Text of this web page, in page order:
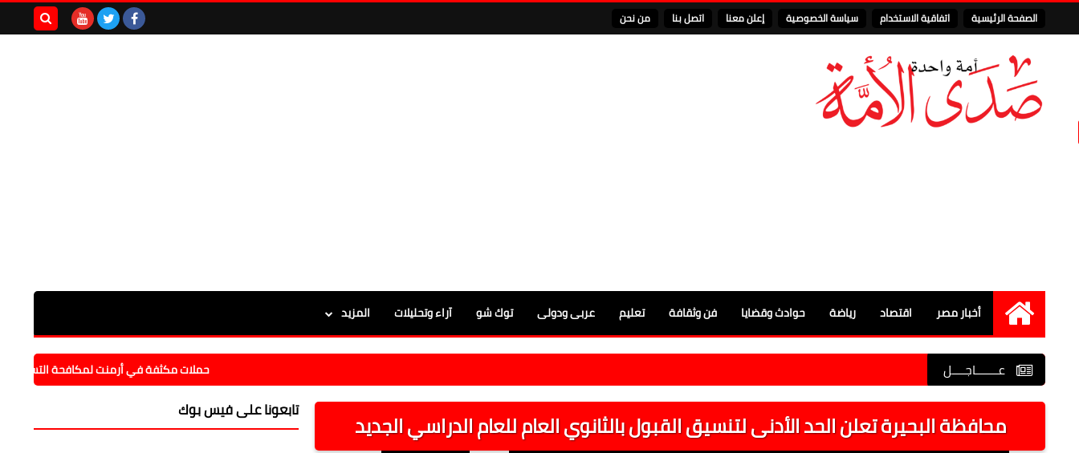
الصفحة الرئيسية اتفاقية الاستخدام سياسة الخصوصية إعلن معنا اتصل بنا من نحن
الرئيسية
أخبار مصر اقتصاد رياضة حوادث وقضايا فن وثقافة تعليم عربى ودولى توك شو آراء وتحليلات المزيد
عـــــــاجــــل حملات مكثفة في أرمنت لمكافحة التسول وعمالة
محافظة البحيرة تعلن الحد الأدنى لتنسيق القبول بالثانوي العام للعام الدراسي الجديد تابعونا على فيس بوك